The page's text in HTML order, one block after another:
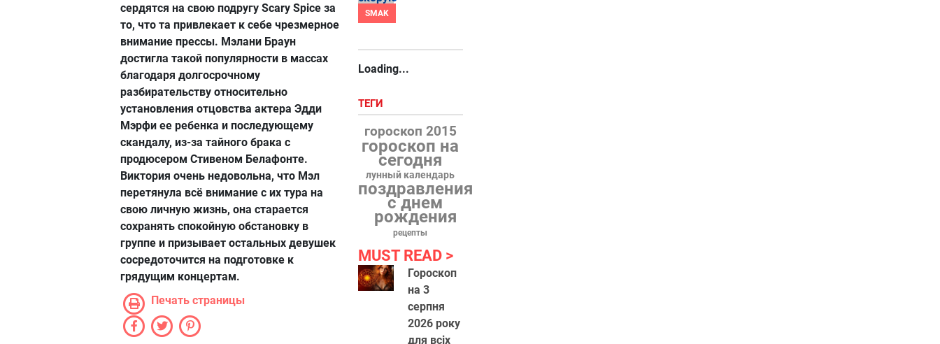
сердятся на свою подругу Scary Spice за
то, что та привлекает к себе чрезмерное
внимание прессы. Мэлани Браун
достигла такой популярности в массах
благодаря долгосрочному
разбирательству относительно
установления отцовства актера Эдди
Мэрфи ее ребенка и последующему
скандалу, из-за тайного брака с
продюсером Стивеном Белафонте.
Виктория очень недовольна, что Мэл
перетянула всё внимание с их тура на
свою личную жизнь, она старается
сохранять спокойную обстановку в
группе и призывает остальных девушек
сосредоточится на подготовке к
грядущим концертам.
Печать страницы
SMAK
Loading...
ТЕГИ
гороскоп 2015
гороскоп на
сегодня
лунный календарь
поздравления
с днем
рождения
рецепты
MUST READ
Гороскоп
на 3
серпня
2026 року
для всіх